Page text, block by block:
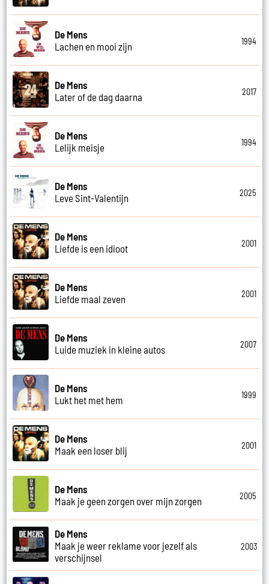
De Mens
Lachen en mooi zijn
1994
De Mens
Later of de dag daarna
2017
De Mens
Lelijk meisje
1994
De Mens
Leve Sint-Valentijn
2025
De Mens
Liefde is een idioot
2001
De Mens
Liefde maal zeven
2001
De Mens
Luide muziek in kleine autos
2007
De Mens
Lukt het met hem
1999
De Mens
Maak een loser blij
2001
De Mens
Maak je geen zorgen over mijn zorgen
2005
De Mens
Maak je weer reklame voor jezelf als
verschijnsel
2003